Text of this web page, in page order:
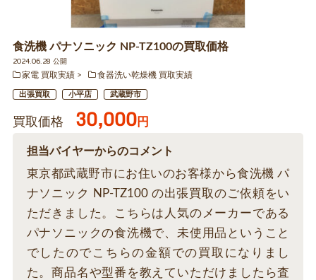
食洗機 パナソニック NP-TZ100の買取価格
2024.06.28 公開
家電 買取実績
食器洗い乾燥機 買取実績
出張買取 小平店 武蔵野市
買取価格 30,000円
担当バイヤーからのコメント
東京都武蔵野市にお住いのお客様から食洗機 パ
ナソニック NP-TZ100 の出張買取のご依頼をい
ただきました。こちらは人気のメーカーである
パナソニックの食洗機で、未使用品ということ
でしたのでこちらの金額での買取になりまし
た。商品名や型番を教えていただけましたら査